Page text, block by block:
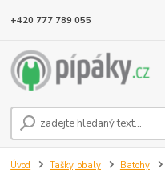
+420 777 789 055
Úvod Tašky, obaly Batohy